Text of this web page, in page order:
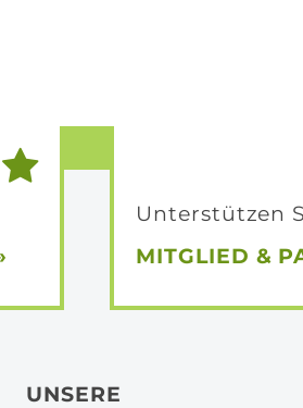
Unterstützen
MITGLIED &
UNSERE